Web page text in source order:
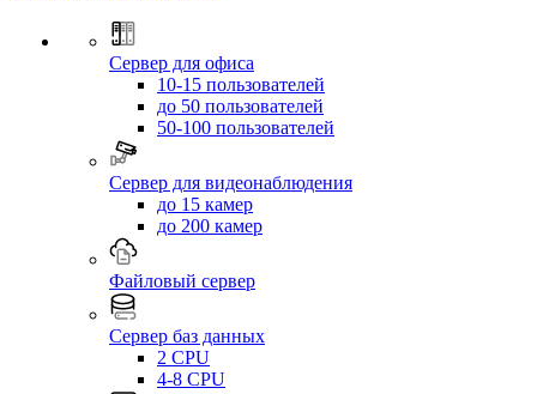
Сервер для офиса
10-15 пользователей
до 50 пользователей
50-100 пользователей
Сервер для видеонаблюдения
до 15 камер
до 200 камер
Файловый сервер
Сервер баз данных
2 CPU
4-8 CPU